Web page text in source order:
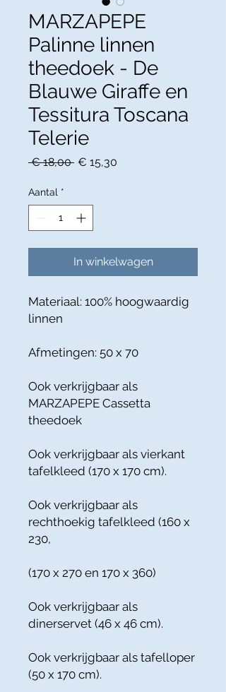
MARZAPEPE
Palinne linnen
theedoek - De
Blauwe Giraffe en
Tessitura Toscana
Telerie
€ 18,00 Normale
€ 15,30
Aantal *
In winkelwagen
Materiaal: 100% hoogwaardig
linnen
Afmetingen: 50 x 70
Ook verkrijgbaar als
MARZAPEPE Cassetta
theedoek
Ook verkrijgbaar als vierkant
tafelkleed (170 x 170 cm).
Ook verkrijgbaar als
rechthoekig tafelkleed (160 x
230,
(170 x 270 en 170 x 360)
Ook verkrijgbaar als
dinerservet (46 x 46 cm).
Ook verkrijgbaar als tafelloper
(50 x 170 cm).